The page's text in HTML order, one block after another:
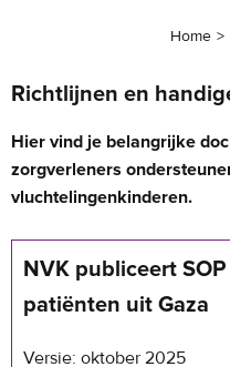
Home
Richtlijnen en
Hier vind je belangrijke
zorgverleners
vluchtelingenkinderen.
NVK publiceert
patiënten uit Gaza
Versie: oktober 2025